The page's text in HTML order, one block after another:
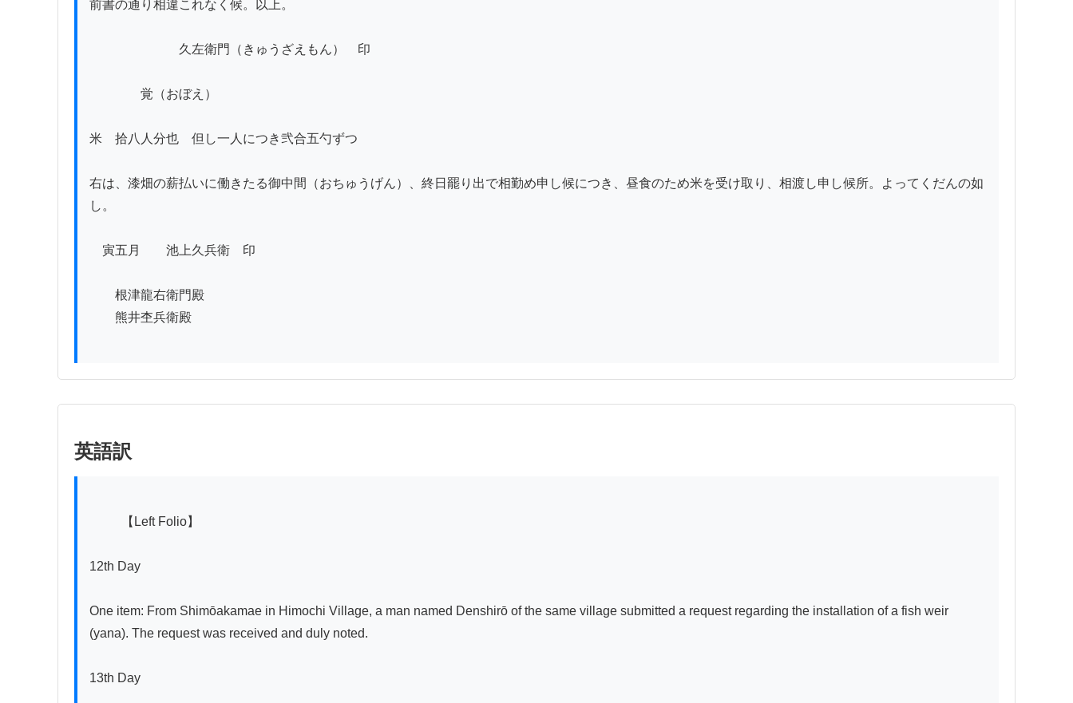
前書の通り相違これなく候。以上。
久左衛門（きゅうざえもん）　印
覚（おぼえ）
米　拾八人分也　但し一人につき弐合五勺ずつ
右は、漆畑の薪払いに働きたる御中間（おちゅうげん）、終日罷り出で相勤め申し候につき、昼食のため米を受け取り、相渡し申し候所。よってくだんの如
し。
寅五月　　池上久兵衛　印
根津龍右衛門殿
熊井杢兵衛殿
英語訳
12th Day
One item: From Shimōakamae in Himochi Village, a man named Denshirō of the same village submitted a request regarding the installation of a fish weir
(yana). The request was received and duly noted.
13th Day